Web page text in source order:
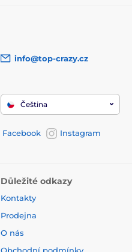
info@top-crazy.cz
Čeština
Facebook
Instagram
Důležité odkazy
Kontakty
Prodejna
O nás